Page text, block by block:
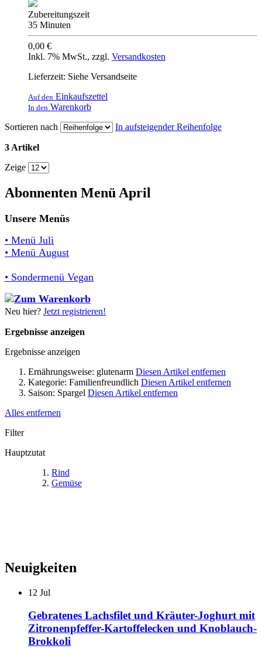
Zubereitungszeit
35 Minuten
0,00 €
Inkl. 7% MwSt., zzgl. Versandkosten
Lieferzeit: Siehe Versandseite
Auf den Einkaufszettel
In den Warenkorb
Sortieren nach
In aufsteigender Reihenfolge
3 Artikel
Zeige
Abonnenten Menü April
Unsere Menüs
• Menü Juli
• Menü August
• Sondermenü Vegan
Neu hier? Jetzt registrieren!
Ergebnisse anzeigen
Ergebnisse anzeigen
Ernährungsweise: glutenarm Diesen Artikel entfernen
Kategorie: Familienfreundlich Diesen Artikel entfernen
Saison: Spargel Diesen Artikel entfernen
Alles entfernen
Filter
Hauptzutat
Rind
Gemüse
Neuigkeiten
12 Jul
Gebratenes Lachsfilet und Kräuter-Joghurt mit
Zitronenpfeffer-Kartoffelecken und Knoblauch-
Brokkoli